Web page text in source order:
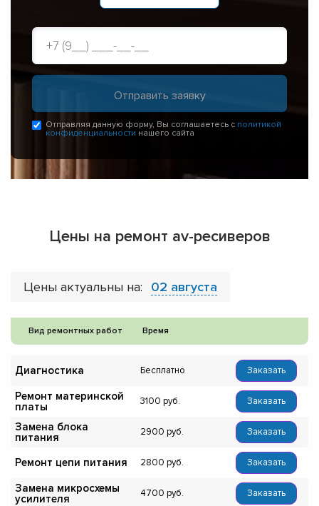
Отправляя данную форму, Вы соглашаетесь с политикой
конфиденциальности нашего сайта
Цены на ремонт av-ресиверов
Цены актуальны на: 02 августа
Вид ремонтных работ Время
Диагностика Бесплатно Заказать
Ремонт материнской
платы
3100 Заказать
Замена блока
питания
2900 Заказать
Ремонт цепи питания 2800 Заказать
Замена микросхемы
усилителя
4700 Заказать